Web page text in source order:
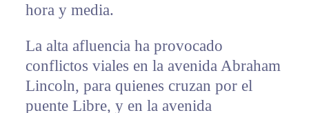
hora y media.
La alta afluencia ha provocado
conflictos viales en la avenida Abraham
Lincoln, para quienes cruzan por el
puente Libre, y en la avenida